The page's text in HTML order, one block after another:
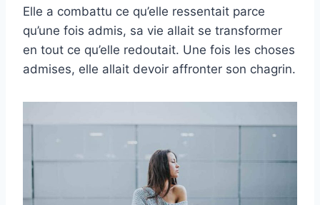
Elle a combattu ce qu’elle ressentait parce
qu’une fois admis, sa vie allait se transformer
en tout ce qu’elle redoutait. Une fois les choses
admises, elle allait devoir affronter son chagrin.